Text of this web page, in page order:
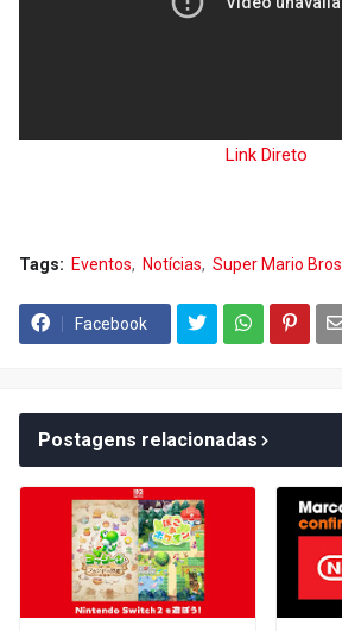
Link Direto
Tags: Eventos Notícias Super Mario Bros.
Facebook
Postagens relacionadas